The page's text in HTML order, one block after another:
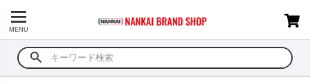
MENU